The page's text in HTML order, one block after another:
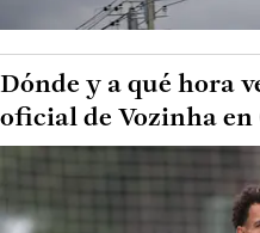
Dónde y a qué hora
oficial de Vozinha en